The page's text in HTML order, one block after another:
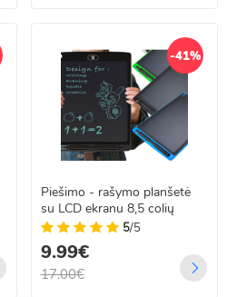
-41%
Piešimo - rašymo planšetė
su LCD ekranu 8,5 colių
5/5
9.99€
17.00€